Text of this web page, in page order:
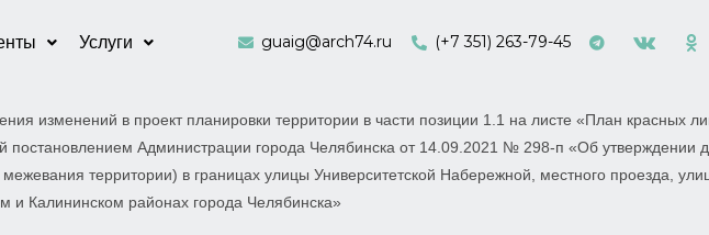
Услуги guaig@arch74.ru (+7 351) 263-79-45
изменений в проект планировки территории в части позиции 1.1 на листе «План красных
постановлением Администрации города Челябинска от 14.09.2021 № 298-п «Об утверждении
территории) в границах улицы Университетской Набережной, местного проезда,
и Калининском районах города Челябинска»